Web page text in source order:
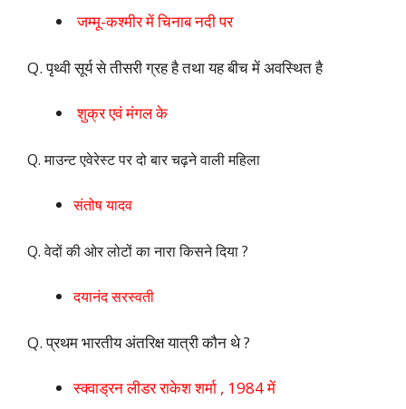
जम्मू-कश्मीर में चिनाब नदी पर
Q. पृथ्वी सूर्य से तीसरी ग्रह है तथा यह बीच में अवस्थित है
शुक्र एवं मंगल के
Q. माउन्ट एवेरेस्ट पर दो बार चढ़ने वाली महिला
संतोष यादव
Q. वेदों की ओर लोटों का नारा किसने दिया ?
दयानंद सरस्वती
Q. प्रथम भारतीय अंतरिक्ष यात्री कौन थे ?
स्क्वाड्रन लीडर राकेश शर्मा , 1984 में